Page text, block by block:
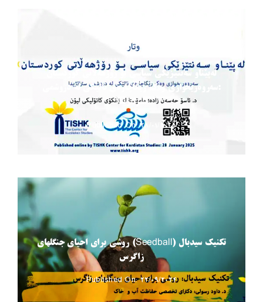
له‌پێناو سه‌نتێزێکی سیاسی بۆ رۆژهه‌ڵاتی کوردستان
:سه‌روه‌ریخوازی وه‌ک رێگاچاره‌ی نالێکی له دروشمی
ستراتژیدا
Published On: 28/01/2025
تکنیک سیدبال (Seedball‎) روشی برای احیای جنگلهای
زاگرس
Published On: 22/09/2024